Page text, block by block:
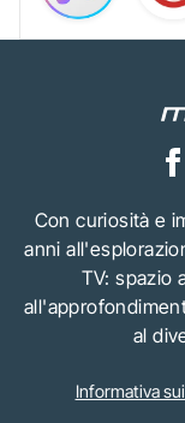
Con curiosità e
anni
TV: spazio
al
Informativa